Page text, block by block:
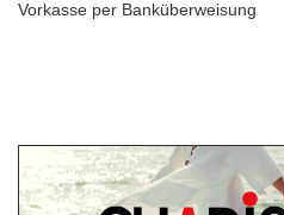
Vorkasse per Banküberweisung